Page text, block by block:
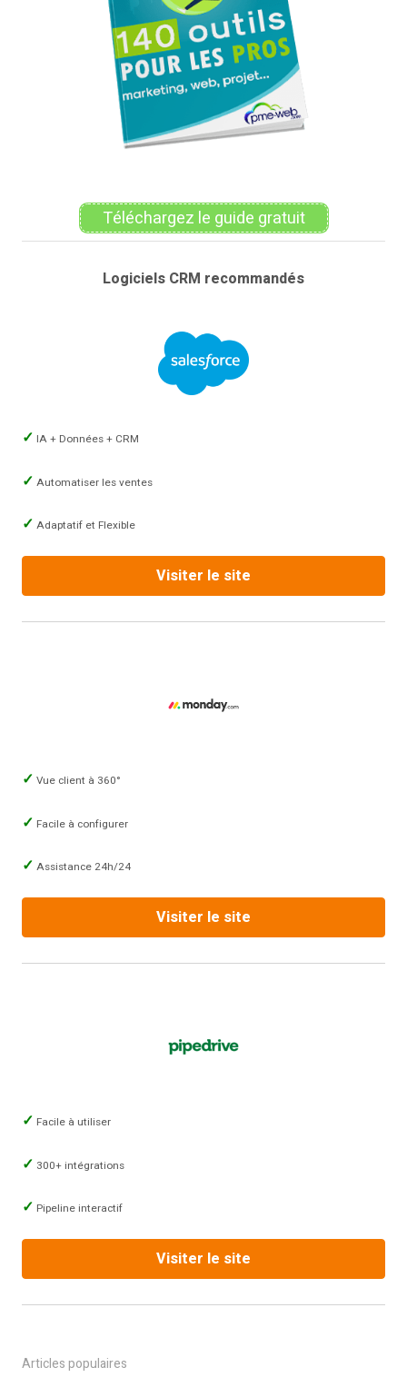
Téléchargez le guide gratuit
Logiciels CRM recommandés
IA + Données + CRM
Automatiser les ventes
Adaptatif et Flexible
Visiter le site
Vue client à 360°
Facile à configurer
Assistance 24h/24
Visiter le site
Facile à utiliser
300+ intégrations
Pipeline interactif
Visiter le site
Articles populaires